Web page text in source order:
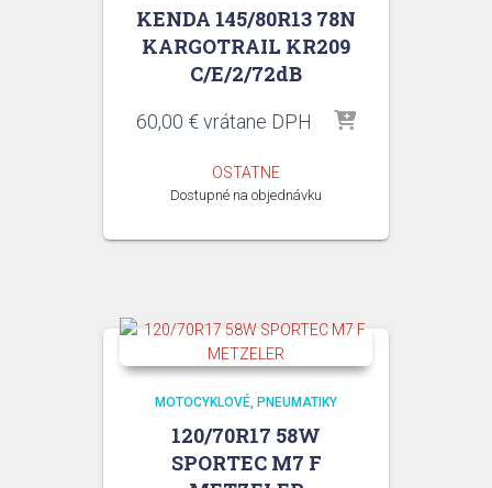
KENDA 145/80R13 78N
KARGOTRAIL KR209
C/E/2/72dB
60,00 €vrátane DPH
OSTATNE
Dostupné na objednávku
MOTOCYKLOVÉ PNEUMATIKY
120/70R17 58W
SPORTEC M7 F